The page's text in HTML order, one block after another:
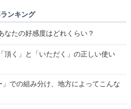
ンキング
なたの好感度はどれくらい？
頂く」と「いただく」の正しい使い
での組み分け、地方によってこんな